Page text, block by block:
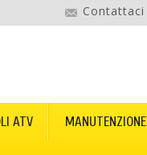
Contattaci
ATV MANUTENZIONE